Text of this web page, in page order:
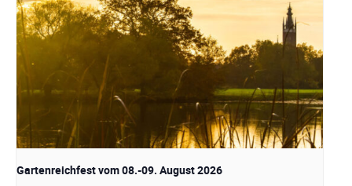
Gartenreichfest vom 08.-09. August 2026